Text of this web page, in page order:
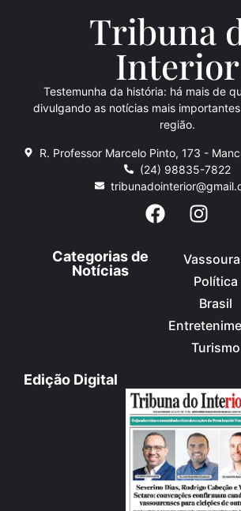
Tribuna
Interior
Testemunha da história: há mais de
divulgando as notícias mais
região.
R. Professor Marcelo Pinto, 173 -
(24) 98835-7822
Categorias de
Notícias
Política
Brasil
Turismo
Edição Digital